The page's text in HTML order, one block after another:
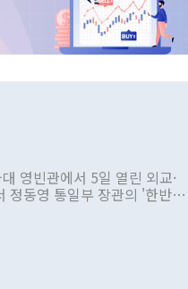
영빈관에서 5일 열린 외교·
정동영 통일부 장관의 '한반도
정책으로 추진하겠다고 공
판을 내놨다. 그동안 정 장